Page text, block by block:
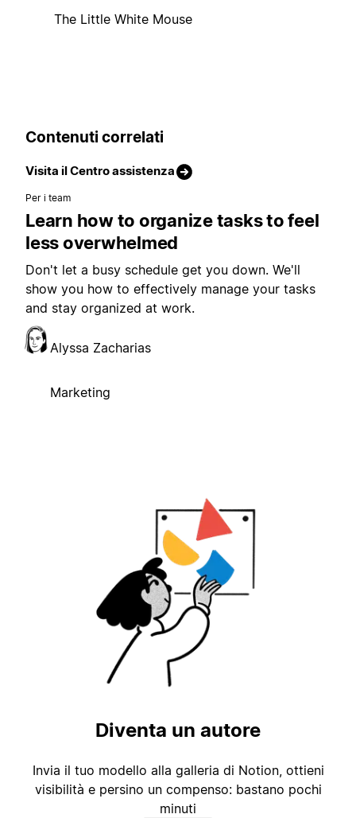
The Little White Mouse
Contenuti correlati
Visita il Centro assistenza
Per i team
Learn how to organize tasks to feel
less overwhelmed
Don't let a busy schedule get you down. We'll
show you how to effectively manage your tasks
and stay organized at work.
Alyssa Zacharias
Marketing
Diventa un autore
Invia il tuo modello alla galleria di Notion, ottieni
visibilità e persino un compenso: bastano pochi
minuti